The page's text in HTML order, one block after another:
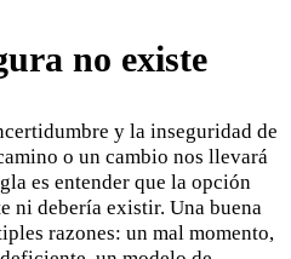
no existe
y la inseguridad de
o un cambio nos llevará
es entender que la opción
ni debería existir. Una buena
razones: un mal momento,